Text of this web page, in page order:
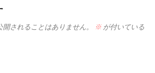
されることはありません。 ※ が付いている